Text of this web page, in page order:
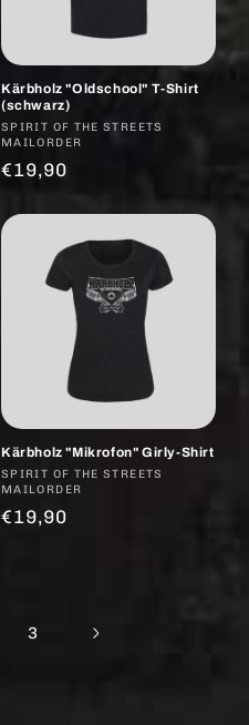
Kärbholz "Oldschool" T-Shirt
(schwarz)
Anbieter:
SPIRIT OF THE STREETS
MAILORDER
Normaler
€19,90
Kärbholz "Mikrofon" Girly-Shirt
Anbieter:
SPIRIT OF THE STREETS
MAILORDER
Normaler
€19,90
3